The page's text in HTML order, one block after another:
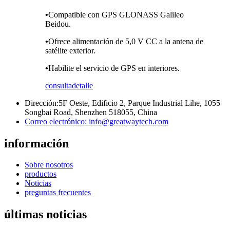
•Compatible con GPS GLONASS Galileo
Beidou.
•Ofrece alimentación de 5,0 V CC a la antena de
satélite exterior.
•Habilite el servicio de GPS en interiores.
consultadetalle
Dirección:5F Oeste, Edificio 2, Parque Industrial Lihe, 1055
Songbai Road, Shenzhen 518055, China
Correo electrónico: info@greatwaytech.com
información
Sobre nosotros
productos
Noticias
preguntas frecuentes
últimas noticias